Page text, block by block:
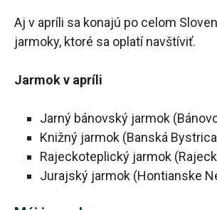
Aj v apríli sa konajú po celom
jarmoky, ktoré sa oplatí navštíviť.
Jarmok v apríli
Jarný bánovský jarmok
Knižný jarmok (Banská
Rajeckoteplický jarmok
Jurajský jarmok (Hontianske